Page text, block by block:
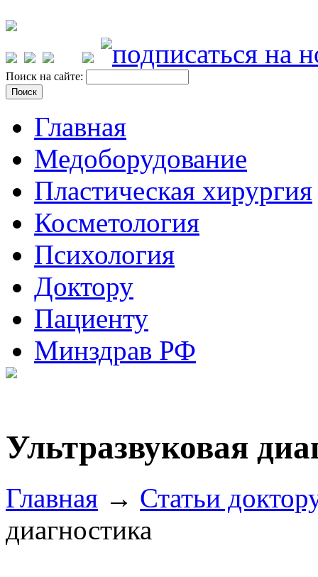
Поиск на сайте:
Главная
Медоборудование
Пластическая хирургия
Косметология
Психология
Доктору
Пациенту
Минздрав РФ
Ультразвуковая
Главная → Статьи
диагностика